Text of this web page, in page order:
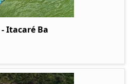
- Itacaré Ba